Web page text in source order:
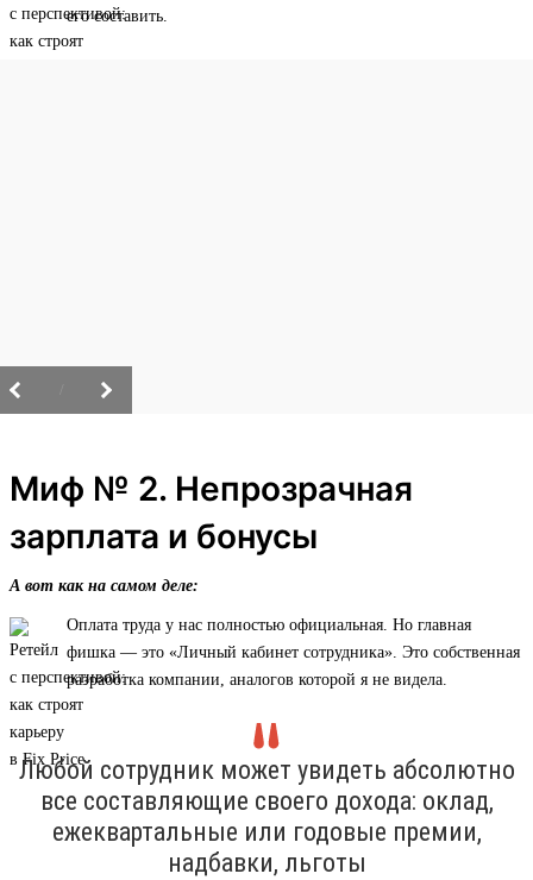
его составить.
Миф № 2. Непрозрачная
зарплата и бонусы
А вот как на самом деле:
Оплата труда у нас полностью официальная. Но главная
фишка — это «Личный кабинет сотрудника». Это собственная
разработка компании, аналогов которой я не видела.
Любой сотрудник может увидеть абсолютно
все составляющие своего дохода: оклад,
ежеквартальные или годовые премии,
надбавки, льготы